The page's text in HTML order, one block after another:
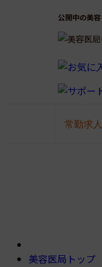
公開中の美
常勤求
美容医局トップ